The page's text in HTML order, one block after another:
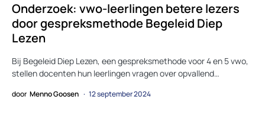
Onderzoek: vwo-leerlingen betere lezers
door gespreksmethode Begeleid Diep
Lezen
Bij Begeleid Diep Lezen, een gespreksmethode voor 4 en 5 vwo,
stellen docenten hun leerlingen vragen over opvallend…
door Menno Goosen 12 september 2024